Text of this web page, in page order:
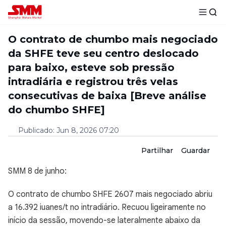
O contrato de chumbo mais negociado
da SHFE teve seu centro deslocado
para baixo, esteve sob pressão
intradiária e registrou três velas
consecutivas de baixa [Breve análise
do chumbo SHFE]
Publicado: Jun 8, 2026 07:20
Partilhar Guardar
SMM 8 de junho:
O contrato de chumbo SHFE 2607 mais negociado abriu
a 16.392 iuanes/t no intradiário. Recuou ligeiramente no
início da sessão, movendo-se lateralmente abaixo da